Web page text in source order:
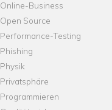
Online-Business
Open Source
Performance-Testing
Phishing
Physik
Privatsphäre
Programmieren